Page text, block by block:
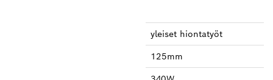
yleiset hionta­työt
125mm